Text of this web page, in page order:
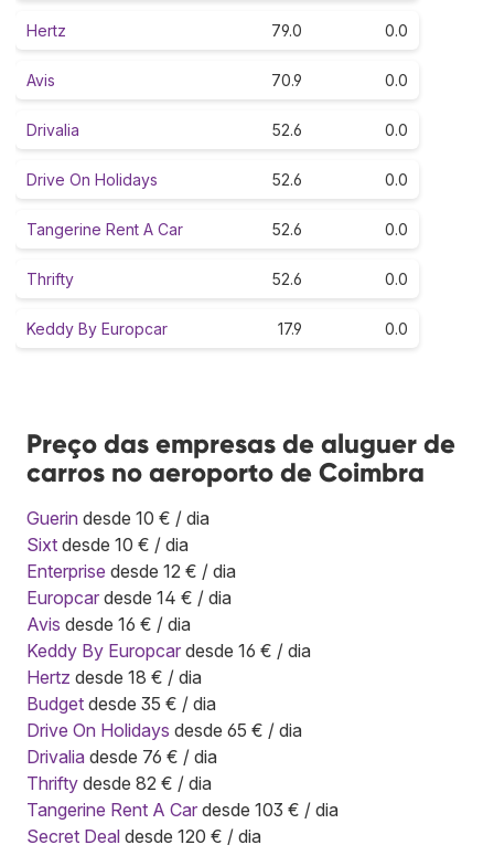
Hertz 79.0 0.0
Avis 70.9 0.0
Drivalia 52.6 0.0
Drive On Holidays 52.6 0.0
Tangerine Rent A Car 52.6 0.0
Thrifty 52.6 0.0
Keddy By Europcar 17.9 0.0
Preço das empresas de aluguer de
carros no aeroporto de Coimbra
Guerin desde 10 € / dia
Sixt desde 10 € / dia
Enterprise desde 12 € / dia
Europcar desde 14 € / dia
Avis desde 16 € / dia
Keddy By Europcar desde 16 € / dia
Hertz desde 18 € / dia
Budget desde 35 € / dia
Drive On Holidays desde 65 € / dia
Drivalia desde 76 € / dia
Thrifty desde 82 € / dia
Tangerine Rent A Car desde 103 € / dia
Secret Deal desde 120 € / dia